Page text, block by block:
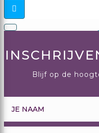
Blijf op de